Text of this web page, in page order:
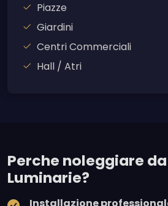
Piazze
Giardini
Centri Commerciali
Hall / Atri
Perche noleggiare
Luminarie?